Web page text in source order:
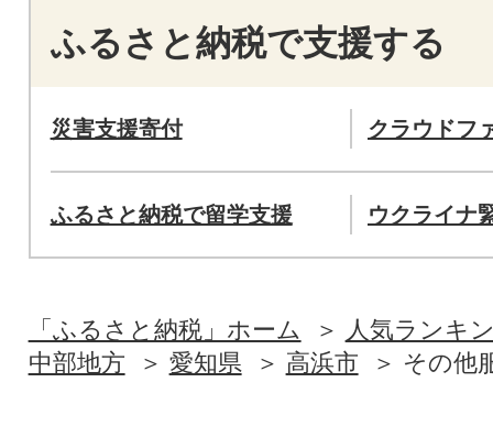
ふるさと納税で支援する
災害支援寄付 クラウドフ
ふるさと納税で留学支援 ウクライナ
「ふるさと納税」ホーム
人気ランキ
中部地方
愛知県 高浜市 その他